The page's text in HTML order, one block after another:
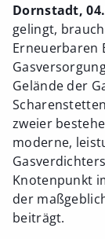
Dornstadt,
gelingt,
Erneuerbaren
Gelände der
zweier
moderne,
Knotenpunkt
der
beiträgt.